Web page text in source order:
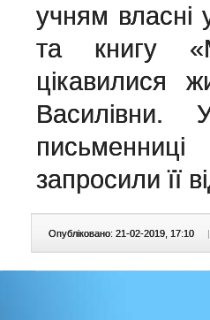
учням власні
та книгу
цікавилися
Василівни.
запросили її
Опубліковано: 21-02-2019, 17:10 |